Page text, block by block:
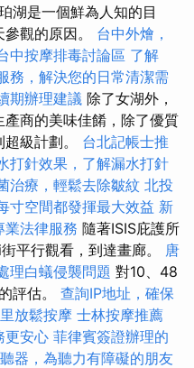
湖是一個鮮為人知的目
觀的原因。 台中外燴，
中按摩排毒討論區 了解
務，解決您的日常清潔需
期辦理建議 除了女湖外，
商的美味佳餚，除了優質
級計劃。 台北記帳士推
打針效果，了解漏水打針
治療，輕鬆去除皺紋 北投
寸空間都發揮最大效益 新
業法律服務 隨著ISIS庇護所
平行觀看，到達畫廊。 唐
理白蟻侵襲問題 對10、48
評估。 查詢IP地址，確保
放鬆按摩 士林按摩推薦
更安心 菲律賓簽證辦理的
器，為聽力有障礙的朋友